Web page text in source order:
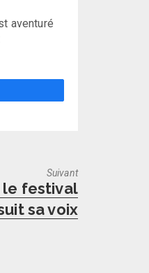
aventuré
Suivant
le festival
sa voix